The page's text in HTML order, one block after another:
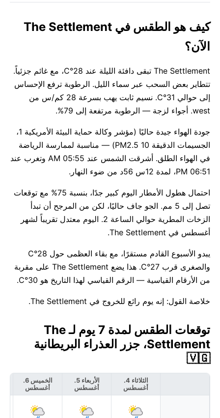
كيف هو الطقس في The Settlement
الآن؟
The Settlement تبقى دافئة الليلة عند 28°C، مع غائم جزئياً.
تتطاير بعض السحب عبر سماء الليل. الرطوبة ترفع الإحساس
إلى حوالي 31°C. نسيم ثابت يهب بسرعة 28 كم/س من
west. أجواء لزجة — الرطوبة مرتفعة إلى 79%.
جودة الهواء جيدة حاليًا (مؤشر وكالة حماية البيئة الأمريكية 1،
الجسيمات الدقيقة PM2.5 10) — مناسبة لممارسة الرياضة
في الهواء الطلق. أشرقت الشمس عند 05:55 AM وتغرب عند
06:51 PM، لمدة 12س 56د من ضوء النهار.
احتمال هطول الأمطار اليوم كبير جدًا، بنسبة 75% مع توقعات
تصل إلى 5 مم. الجو جاف حاليًا، لكن من المرجح أن تبدأ
الزخات المطرية حوالي الساعة 2. اليوم معتدل تقريباً لشهر
أغسطس في The Settlement.
يبدو الأسبوع القادم مستقرًا، مع بقاء العظمى حول 28°C
والصغرى قرب 27°C. هذا يضع The Settlement على مقربة
من الأرقام القياسية — الرقم القياسي لهذا التاريخ هو 30°C.
خلاصة القول: إنه يوم رائع للخروج في The Settlement.
توقعات الطقس لمدة 7 يوم لـ The
Settlement، جزر العذراء البريطانية
🇻🇬
الثلاثاء 4.
أغسطس
الأربعاء 5.
أغسطس
الخميس 6.
أغسطس